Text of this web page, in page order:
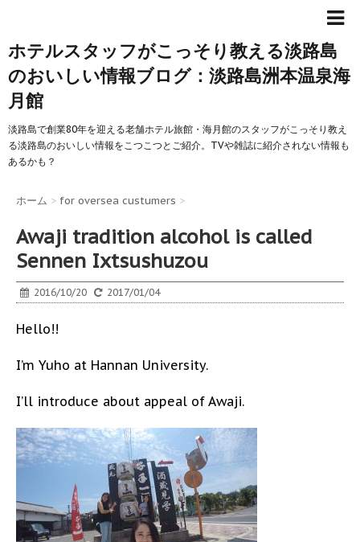
ホテルスタッフがこっそり教える淡路島
のおいしい情報ブログ：淡路島洲本温泉海
月館
淡路島で創業80年を迎える老舗ホテル旅館・海月館のスタッフがこっそり教え
る淡路島のおいしい情報をこつこつとご紹介。TVや雑誌に紹介されない情報も
あるかも？
ホーム > for oversea custumers >
Awaji tradition alcohol is called
Sennen Ixtsushuzou
2016/10/20 2017/01/04
Hello!!
I’m Yuho at Hannan University.
I’ll introduce about appeal of Awaji.